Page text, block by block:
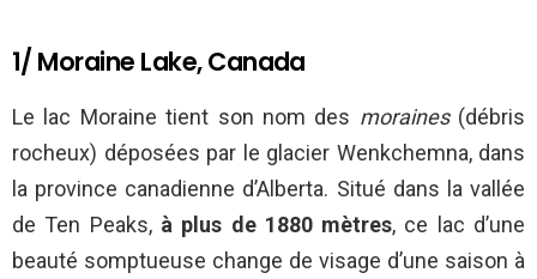
1/ Moraine Lake, Canada
Le lac Moraine tient son nom des moraines (débris
rocheux) déposées par le glacier Wenkchemna, dans
la province canadienne d’Alberta. Situé dans la vallée
de Ten Peaks, à plus de 1880 mètres, ce lac d’une
beauté somptueuse change de visage d’une saison à